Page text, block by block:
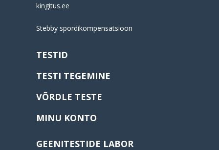
kingitus.ee
Stebby spordikompensatsioon
TESTID
TESTI TEGEMINE
VÕRDLE TESTE
MINU KONTO
GEENITESTIDE LABOR